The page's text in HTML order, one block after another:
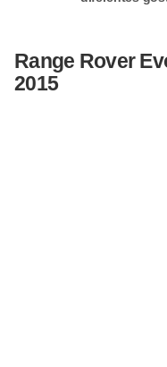
Range Rover
2015
a
u